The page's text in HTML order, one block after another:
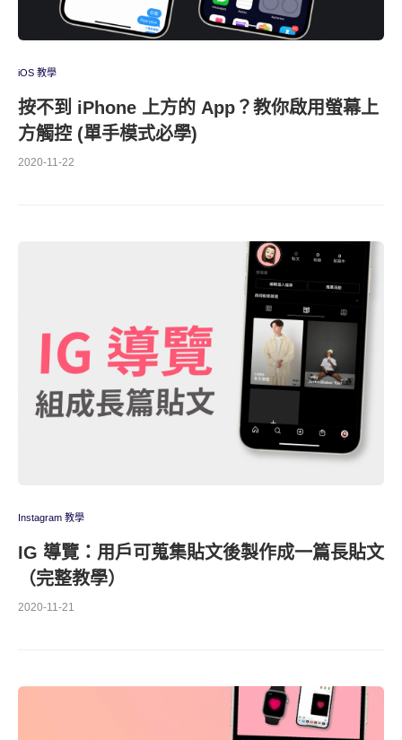
iOS 教學
按不到 iPhone 上方的 App？教你啟用螢幕上
方觸控 (單手模式必學)
2020-11-22
Instagram 教學
IG 導覽：用戶可蒐集貼文後製作成一篇長貼文
（完整教學）
2020-11-21